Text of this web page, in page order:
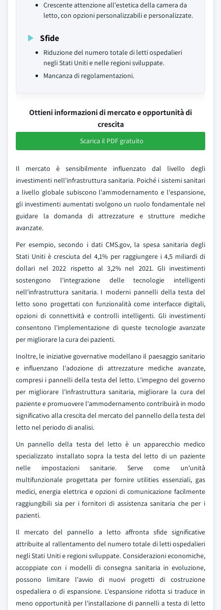
Crescente attenzione all'estetica della camera da
letto, con opzioni personalizzabili e personalizzate.
Sfide
Riduzione del numero totale di letti ospedalieri
negli Stati Uniti e nelle regioni sviluppate.
Mancanza di regolamentazioni.
Ottieni informazioni di mercato e opportunità di
crescita
Scarica il PDF gratuito
Il mercato è sensibilmente influenzato dal livello degli
investimenti nell'infrastruttura sanitaria. Poiché i sistemi sanitari
a livello globale subiscono l'ammodernamento e l'espansione,
gli investimenti aumentati svolgono un ruolo fondamentale nel
guidare la domanda di attrezzature e strutture mediche
avanzate.
Per esempio, secondo i dati CMS.gov, la spesa sanitaria degli
Stati Uniti è cresciuta del 4,1% per raggiungere i 4,5 miliardi di
dollari nel 2022 rispetto al 3,2% nel 2021. Gli investimenti
sostengono l'integrazione delle tecnologie intelligenti
nell'infrastruttura sanitaria. I moderni pannelli della testa del
letto sono progettati con funzionalità come interfacce digitali,
opzioni di connettività e controlli intelligenti. Gli investimenti
consentono l'implementazione di queste tecnologie avanzate
per migliorare la cura dei pazienti.
Inoltre, le iniziative governative modellano il paesaggio sanitario
e influenzano l'adozione di attrezzature mediche avanzate,
compresi i pannelli della testa del letto. L'impegno del governo
per migliorare l'infrastruttura sanitaria, migliorare la cura del
paziente e promuovere l'ammodernamento contribuirà in modo
significativo alla crescita del mercato del pannello della testa del
letto nel periodo di analisi.
Un pannello della testa del letto è un apparecchio medico
specializzato installato sopra la testa del letto di un paziente
nelle impostazioni sanitarie. Serve come un'unità
multifunzionale progettata per fornire utilities essenziali, gas
medici, energia elettrica e opzioni di comunicazione facilmente
raggiungibili sia per i fornitori di assistenza sanitaria che per i
pazienti.
Il mercato del pannello a letto affronta sfide significative
attribuite al rallentamento del numero totale di letti ospedalieri
negli Stati Uniti e regioni sviluppate. Considerazioni economiche,
accoppiate con i modelli di consegna sanitaria in evoluzione,
possono limitare l'avvio di nuovi progetti di costruzione
ospedaliera o di espansione. L'espansione ridotta si traduce in
meno opportunità per l'installazione di pannelli a testa di letto